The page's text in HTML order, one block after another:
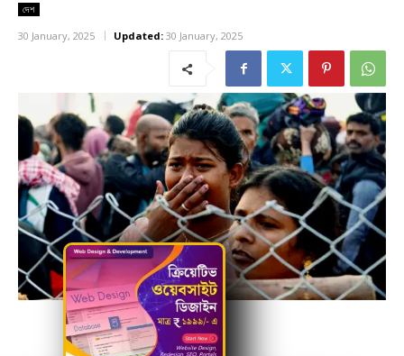
দেশ
30 January, 2025 Updated: 30 January, 2025